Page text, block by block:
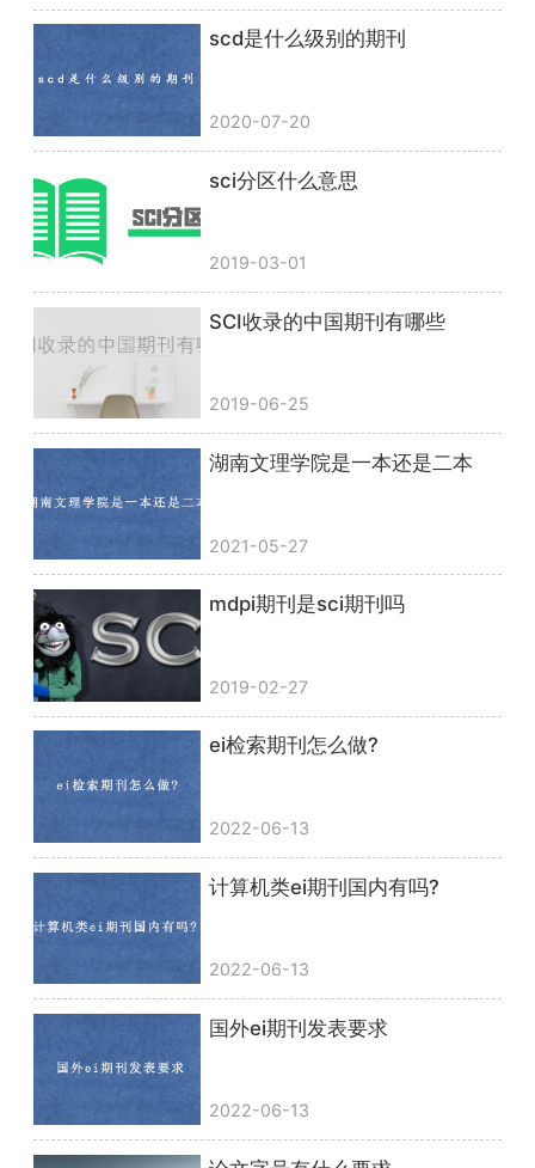
scd是什么级别的期刊
2020-07-20
sci分区什么意思
2019-03-01
SCI收录的中国期刊有哪些
2019-06-25
湖南文理学院是一本还是二本
2021-05-27
mdpi期刊是sci期刊吗
2019-02-27
ei检索期刊怎么做?
2022-06-13
计算机类ei期刊国内有吗?
2022-06-13
国外ei期刊发表要求
2022-06-13